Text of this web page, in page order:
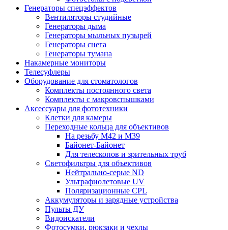
Генераторы спецэффектов
Вентиляторы студийные
Генераторы дыма
Генераторы мыльных пузырей
Генераторы снега
Генераторы тумана
Накамерные мониторы
Телесуфлеры
Оборудование для стоматологов
Комплекты постоянного света
Комплекты с макровспышками
Аксессуары для фототехники
Клетки для камеры
Переходные кольца для объективов
На резьбу М42 и М39
Байонет-Байонет
Для телескопов и зрительных труб
Светофильтры для объективов
Нейтрально-серые ND
Ультрафиолетовые UV
Поляризационные CPL
Аккумуляторы и зарядные устройства
Пульты ДУ
Видоискатели
Фотосумки, рюкзаки и чехлы